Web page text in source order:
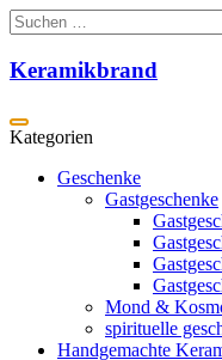
Zum
Inhalt
springen
Suchen
nach:
Keramikbrand
Geschenke
Gastgeschenke
Mond &
spirituelle
Handgemachte